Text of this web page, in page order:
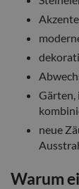
Gärten,
neue
Warum